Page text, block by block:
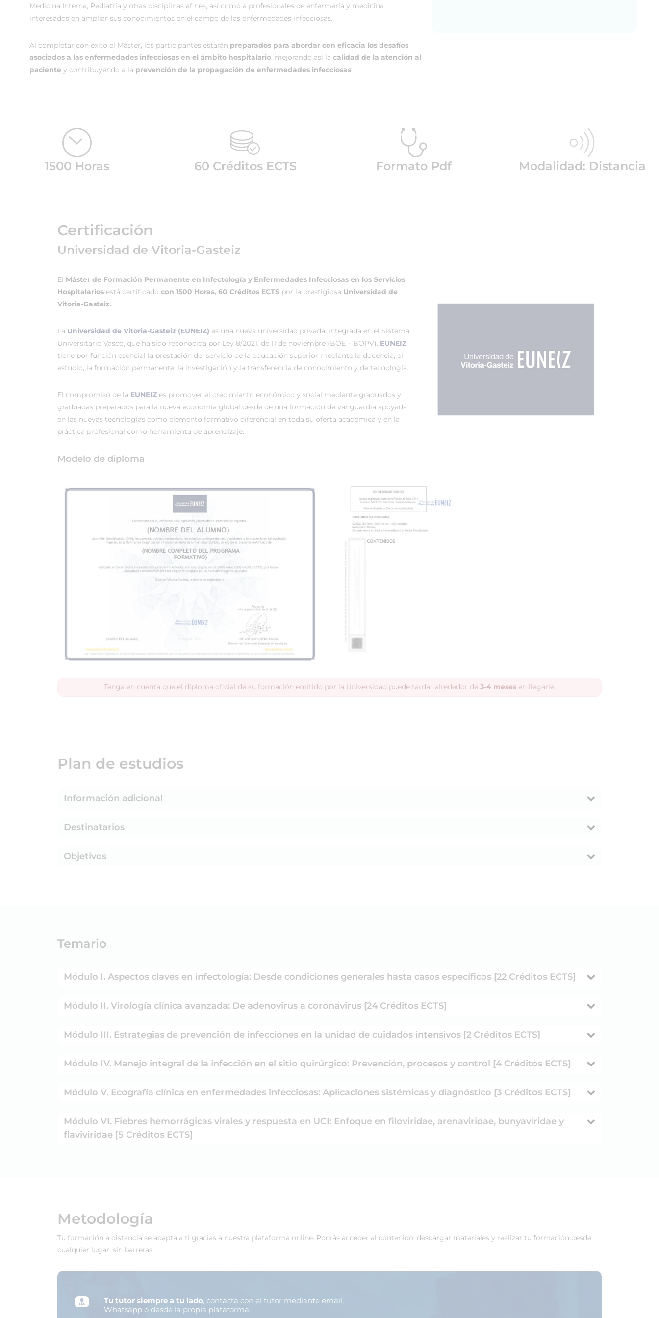
Medicina Interna, Pediatría y otras disciplinas afines, así como a profesionales de enfermería y medicina
interesados en ampliar sus conocimientos en el campo de las enfermedades infecciosas.
Al completar con éxito el Máster, los participantes estarán preparados para abordar con eficacia los desafíos
asociados a las enfermedades infecciosas en el ámbito hospitalario, mejorando así la calidad de la atención al
paciente y contribuyendo a la prevención de la propagación de enfermedades infecciosas.
1500 Horas 60 Créditos ECTS Formato Pdf Modalidad: Distancia
Certificación
Universidad de Vitoria-Gasteiz
El Máster de Formación Permanente en Infectología y Enfermedades Infecciosas en los Servicios
Hospitalarios está certificado con 1500 Horas, 60 Créditos ECTS por la prestigiosa Universidad de
Vitoria-Gasteiz.
La Universidad de Vitoria-Gasteiz (EUNEIZ) es una nueva universidad privada, integrada en el Sistema
Universitario Vasco, que ha sido reconocida por Ley 8/2021, de 11 de noviembre (BOE – BOPV). EUNEIZ
tiene por función esencial la prestación del servicio de la educación superior mediante la docencia, el
estudio, la formación permanente, la investigación y la transferencia de conocimiento y de tecnología.
El compromiso de la EUNEIZ es promover el crecimiento económico y social mediante graduados y
graduadas preparados para la nueva economía global desde de una formación de vanguardia apoyada
en las nuevas tecnologías como elemento formativo diferencial en toda su oferta académica y en la
práctica profesional como herramienta de aprendizaje.
Modelo de diploma
Tenga en cuenta que el diploma oficial de su formación emitido por la Universidad puede tardar alrededor de 3-4 mesesen llegarle.
Plan de estudios
Información adicional
Destinatarios
Objetivos
Temario
Módulo I. Aspectos claves en infectología: Desde condiciones generales hasta casos específicos [22 Créditos ECTS]
Módulo II. Virología clínica avanzada: De adenovirus a coronavirus [24 Créditos ECTS]
Módulo III. Estrategias de prevención de infecciones en la unidad de cuidados intensivos [2 Créditos ECTS]
Módulo IV. Manejo integral de la infección en el sitio quirúrgico: Prevención, procesos y control [4 Créditos ECTS]
Módulo V. Ecografía clínica en enfermedades infecciosas: Aplicaciones sistémicas y diagnóstico [3 Créditos ECTS]
Módulo VI. Fiebres hemorrágicas virales y respuesta en UCI: Enfoque en filoviridae, arenaviridae, bunyaviridae y
flaviviridae [5 Créditos ECTS]
Metodología
Tu formación a distancia se adapta a ti gracias a nuestra plataforma online. Podrás acceder al contenido, descargar materiales y realizar tu formación desde
cualquier lugar, sin barreras.
Tu tutor siempre a tu lado, contacta con el tutor mediante email,
Whatsapp o desde la propia plataforma.